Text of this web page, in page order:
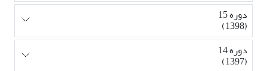
دوره 15
(1398)
دوره 14
(1397)